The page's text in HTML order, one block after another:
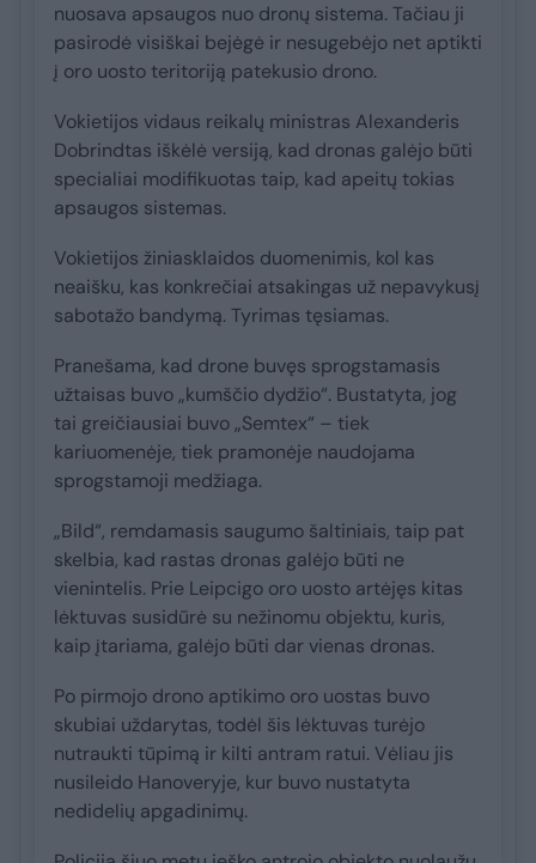
nuosava apsaugos nuo dronų sistema. Tačiau ji
pasirodė visiškai bejėgė ir nesugebėjo net aptikti
į oro uosto teritoriją patekusio drono.
Vokietijos vidaus reikalų ministras Alexanderis
Dobrindtas iškėlė versiją, kad dronas galėjo būti
specialiai modifikuotas taip, kad apeitų tokias
apsaugos sistemas.
Vokietijos žiniasklaidos duomenimis, kol kas
neaišku, kas konkrečiai atsakingas už nepavykusį
sabotažo bandymą. Tyrimas tęsiamas.
Pranešama, kad drone buvęs sprogstamasis
užtaisas buvo „kumščio dydžio“. Bustatyta, jog
tai greičiausiai buvo „Semtex“ – tiek
kariuomenėje, tiek pramonėje naudojama
sprogstamoji medžiaga.
„Bild“, remdamasis saugumo šaltiniais, taip pat
skelbia, kad rastas dronas galėjo būti ne
vienintelis. Prie Leipcigo oro uosto artėjęs kitas
lėktuvas susidūrė su nežinomu objektu, kuris,
kaip įtariama, galėjo būti dar vienas dronas.
Po pirmojo drono aptikimo oro uostas buvo
skubiai uždarytas, todėl šis lėktuvas turėjo
nutraukti tūpimą ir kilti antram ratui. Vėliau jis
nusileido Hanoveryje, kur buvo nustatyta
nedidelių apgadinimų.